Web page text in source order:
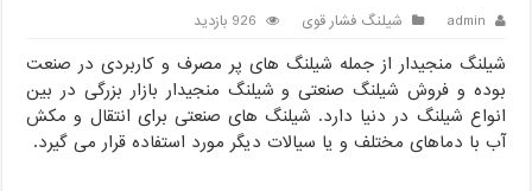
admin شیلنگ فشار قوی 926 بازدید
شیلنگ منجیدار از جمله شیلنگ های پر مصرف و کاربردی در صنعت
بوده و فروش شیلنگ صنعتی و شیلنگ منجیدار بازار بزرگی در بین
انواع شیلنگ در دنیا دارد. شیلنگ های صنعتی برای انتقال و مکش
آب با دماهای مختلف و یا سیالات دیگر مورد استفاده قرار می گیرد.